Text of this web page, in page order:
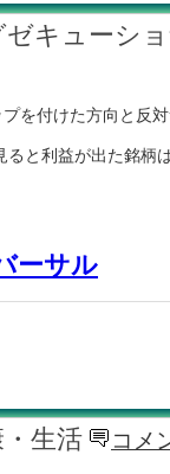
ゼキューシ
を付けた方向と反
ると利益が出た銘柄
ーサル
生活 コメ